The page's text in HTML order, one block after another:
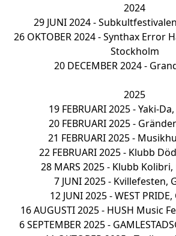
2024
29 JUNI 2024 -
26 OKTOBER 2024 - Synthax Error
Stockholm
20 DECEMBER 2024 -
2025
19 FEBRUARI 2025 - Yaki-
20 FEBRUARI 2025 -
21 FEBRUARI 2025 -
22 FEBRUARI 2025 - Klubb
28 MARS 2025 - Klubb
7 JUNI 2025 - Kvillefesten,
12 JUNI 2025 - WEST
16 AUGUSTI 2025 - HUSH Music
6 SEPTEMBER 2025 -